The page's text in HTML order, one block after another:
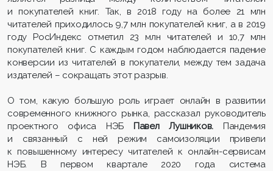
и покупателей книг. Так, в 2018 году на более 21 млн
читателей приходилось 9,7 млн покупателей книг, а в 2019
году РосИндекс отметил 23 млн читателей и 10,7 млн
покупателей книг. С каждым годом наблюдается падение
конверсии из читателей в покупатели, между тем задача
издателей – сокращать этот разрыв.
О том, какую большую роль играет онлайн в развитии
современного книжного рынка, рассказал руководитель
проектного офиса НЭБ Павел Лушников. Пандемия
и связанный с ней режим самоизоляции привели
к повышенному интересу читателей к онлайн-сервисам
НЭБ. В первом квартале 2020 года система